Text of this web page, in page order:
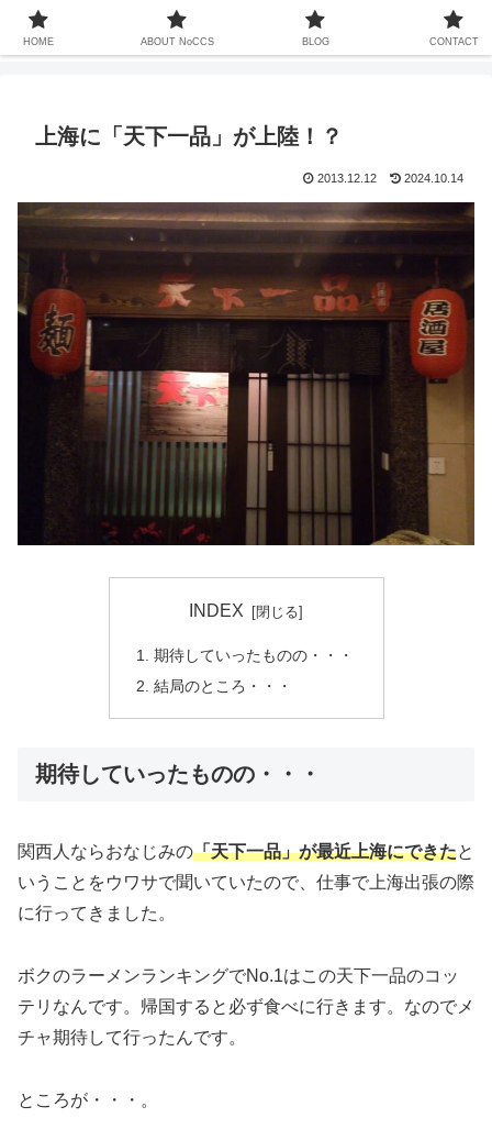
中国での暮らしは13年ちょい、家族も中国人、これまで関わってきた中国との
20年以上をコンセプトなしでお届けするサイト
上海に「天下一品」が上陸！？
2013.12.12 2024.10.14
INDEX
期待していったものの・・・
結局のところ・・・
期待していったものの・・・
関西人ならおなじみの「天下一品」が最近上海にできたと
いうことをウワサで聞いていたので、仕事で上海出張の際
に行ってきました。
ボクのラーメンランキングでNo.1はこの天下一品のコッ
テリなんです。帰国すると必ず食べに行きます。なのでメ
チャ期待して行ったんです。
ところが・・・。
HOME ABOUT NoCCS BLOG CONTACT